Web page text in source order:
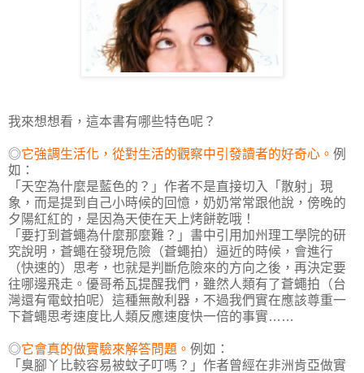
我來想想看，這本書有哪些特色呢？
◎它強調生活化，從對生活的觀察中引發讀者的好奇心。 例
如：
「天空為什麼是藍色的？」作者不是直接切入「散射」現
象，而是提到自己小時候的回憶，奶奶常常跟他說，傍晚的
夕陽紅紅的，是因為天使在天上烤餅乾哦！
「要打到蒼蠅為什麼那麼難？」書中引用加州理工學院的研
究說明，蒼蠅在發現危險（蒼蠅拍）逼近的時候，會進行
（快速的）思考，也就是判斷危險來的方向之後，再決定要
往哪邊飛走。優哥希瓦提醒我們，雖然人類有了蒼蠅拍（台
灣還有電蚊拍呢）這種無敵利器，不過我們實在應該尊重一
下蒼蠅思考速度比人類反應速度快一倍的事實……
◎它會真的做實驗來解答問題。 例如：
「臭腳丫比較容易被蚊子叮嗎？」作者曾經在非洲肯亞做實